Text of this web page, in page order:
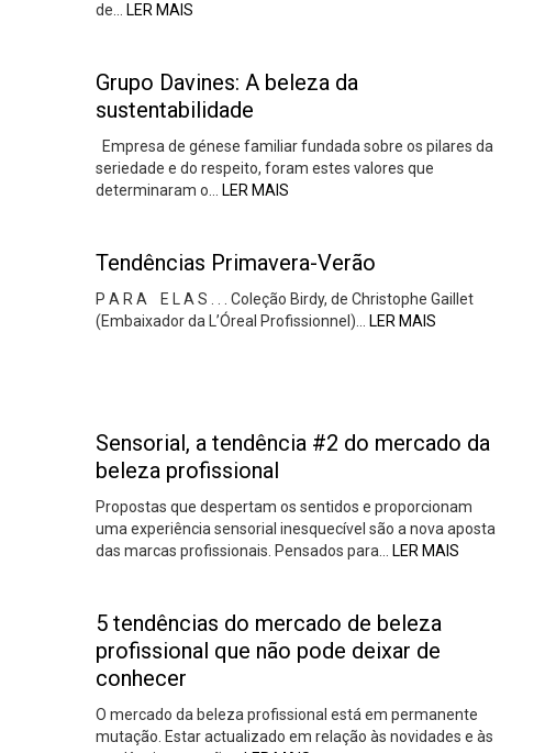
de…
LER MAIS
Grupo Davines: A beleza da
sustentabilidade
Empresa de génese familiar fundada sobre os pilares da
seriedade e do respeito, foram estes valores que
determinaram o…
LER MAIS
Tendências Primavera-Verão
P A R A E L A S . . . Coleção Birdy, de Christophe Gaillet
(Embaixador da L’Óreal Profissionnel)…
LER MAIS
Sensorial, a tendência #2 do mercado da
beleza profissional
Propostas que despertam os sentidos e proporcionam
uma experiência sensorial inesquecível são a nova aposta
das marcas profissionais. Pensados para…
LER MAIS
5 tendências do mercado de beleza
profissional que não pode deixar de
conhecer
O mercado da beleza profissional está em permanente
mutação. Estar actualizado em relação às novidades e às